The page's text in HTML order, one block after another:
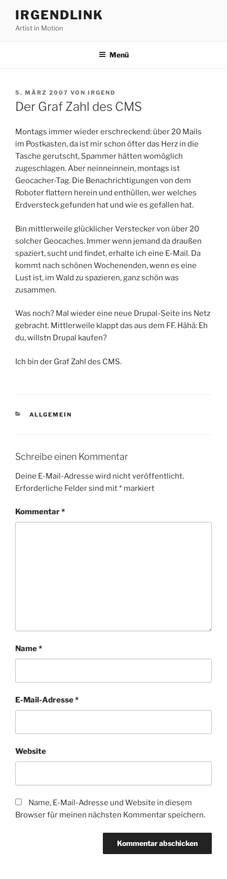
Inhalt
springen
IRGENDLINK
Artist in Motion
Menü
VERÖFFENTLICHT
AM
5. MÄRZ 2007 VON IRGEND
Der Graf Zahl des CMS
Montags immer wieder erschreckend: über 20 Mails
im Postkasten, da ist mir schon öfter das Herz in die
Tasche gerutscht, Spammer hätten womöglich
zugeschlagen. Aber neinneinnein, montags ist
Geocacher-Tag. Die Benachrichtigungen von dem
Roboter flattern herein und enthüllen, wer welches
Erdversteck gefunden hat und wie es gefallen hat.
Bin mittlerweile glücklicher Verstecker von über 20
solcher Geocaches. Immer wenn jemand da draußen
spaziert, sucht und findet, erhalte ich eine E-Mail. Da
kommt nach schönen Wochenenden, wenn es eine
Lust ist, im Wald zu spazieren, ganz schön was
zusammen.
Was noch? Mal wieder eine neue Drupal-Seite ins Netz
gebracht. Mittlerweile klappt das aus dem FF. Hähä: Eh
du, willstn Drupal kaufen?
Ich bin der Graf Zahl des CMS.
KATEGORIEN
ALLGEMEIN
Schreibe einen Kommentar
Deine E-Mail-Adresse wird nicht veröffentlicht.
Erforderliche Felder sind mit* markiert
Kommentar*
Name*
E-Mail-Adresse*
Website
Name, E-Mail-Adresse und Website in diesem
Browser für meinen nächsten Kommentar speichern.